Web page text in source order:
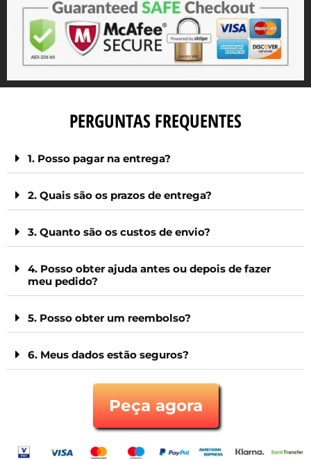
PERGUNTAS FREQUENTES
1. Posso pagar na entrega?
2. Quais são os prazos de entrega?
3. Quanto são os custos de envio?
4. Posso obter ajuda antes ou depois de fazer
meu pedido?
5. Posso obter um reembolso?
6. Meus dados estão seguros?
Peça agora